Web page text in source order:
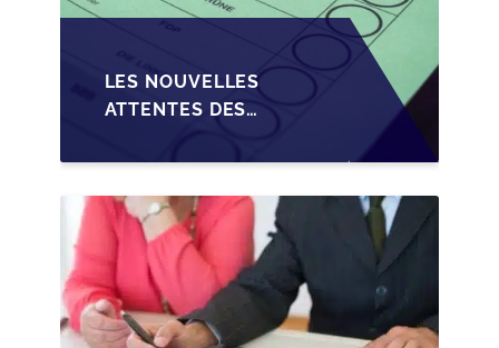
LES NOUVELLES
ATTENTES DES
TRANSMISSION DES
PME BELGES